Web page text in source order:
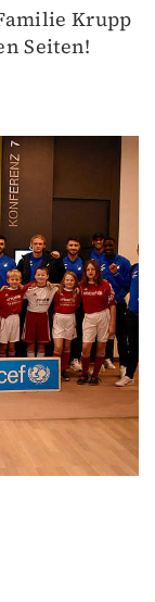
Krupp
Seiten!